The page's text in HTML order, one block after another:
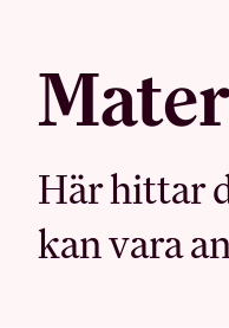
Sök på hrf.net
Här hittar
kan vara